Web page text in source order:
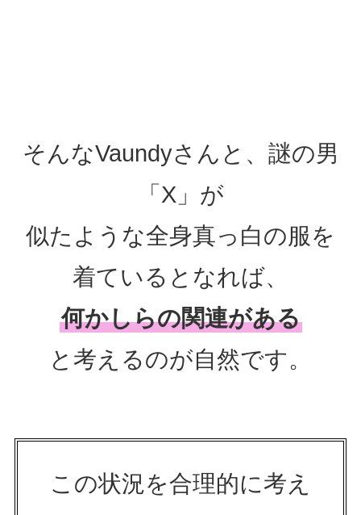
そんなVaundyさんと、謎の男
「X」が
似たような全身真っ白の服を
着ているとなれば、
何かしらの関連がある
と考えるのが自然です。
この状況を合理的に考え